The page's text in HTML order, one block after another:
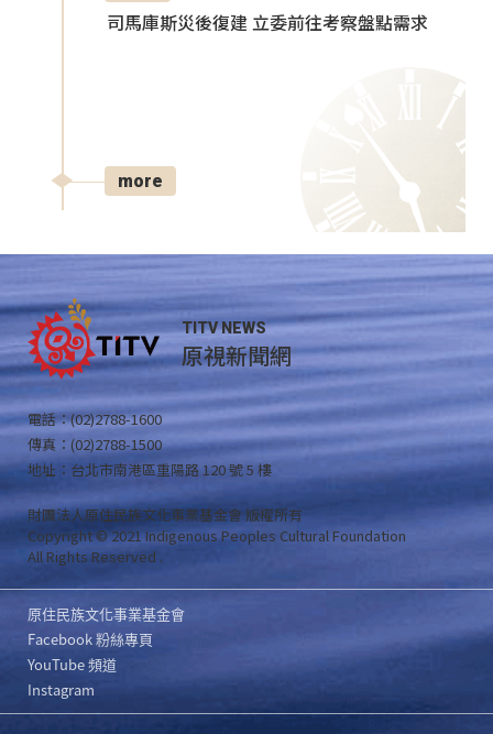
司馬庫斯災後復建 立委前往考察盤點需求
more
TITV NEWS
原視新聞網
電話：(02)2788-1600
傳真：(02)2788-1500
地址：台北市南港區重陽路 120 號 5 樓
財團法人原住民族文化事業基金會 版權所有
Copyright © 2021 Indigenous Peoples Cultural Foundation
All Rights Reserved .
原住民族文化事業基金會
Facebook 粉絲專頁
YouTube 頻道
Instagram